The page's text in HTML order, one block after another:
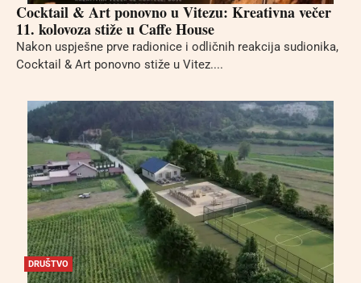
Cocktail & Art ponovno u Vitezu: Kreativna večer
11. kolovoza stiže u Caffe House
Nakon uspješne prve radionice i odličnih reakcija sudionika,
Cocktail & Art ponovno stiže u Vitez....
DRUŠTVO